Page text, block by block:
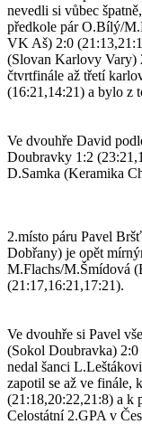
nevedli si vůbec
předkole pár O.Bílý/
VK Aš) 2:0
(Slovan Karlovy Vary)
čtvrtfinále až třetí
(16:21,14:21) a bylo z
Ve dvouhře David
Doubravky 1:2
D.Samka (Keramika
2.místo páru Pavel
Dobřany) je opět
M.Flachs/M.Šmídová
(21:17,16:21,17:21).
Ve dvouhře si Pavel
(Sokol Doubravka)
nedal šanci
zapotil se až ve finále,
(21:18,20:22,21:8) a k
Celostátní 2.GPA v